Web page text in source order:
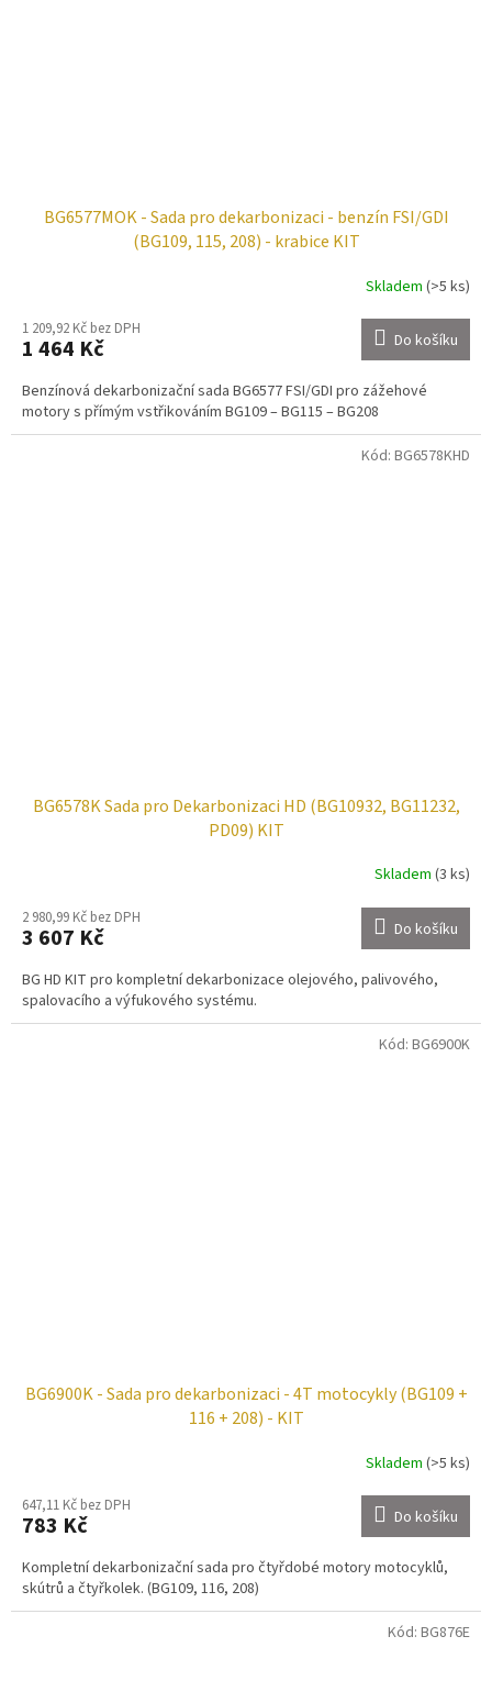
BG6577MOK - Sada pro dekarbonizaci - benzín FSI/GDI
(BG109, 115, 208) - krabice KIT
Skladem (>5 ks)
1 209,92 Kč bez DPH
1 464 Kč Do košíku
Benzínová dekarbonizační sada BG6577 FSI/GDI pro zážehové
motory s přímým vstřikováním BG109 – BG115 – BG208
BG6578K Sada pro Dekarbonizaci HD (BG10932, BG11232,
PD09) KIT
Skladem (3 ks)
2 980,99 Kč bez DPH
3 607 Kč Do košíku
BG HD KIT pro kompletní dekarbonizace olejového, palivového,
spalovacího a výfukového systému.
Kód: BG6578KHD
BG6900K - Sada pro dekarbonizaci - 4T motocykly (BG109 +
116 + 208) - KIT
Skladem (>5 ks)
647,11 Kč bez DPH
783 Kč Do košíku
Kompletní dekarbonizační sada pro čtyřdobé motory motocyklů,
skútrů a čtyřkolek. (BG109, 116, 208)
Kód: BG6900K
Kód: BG876E